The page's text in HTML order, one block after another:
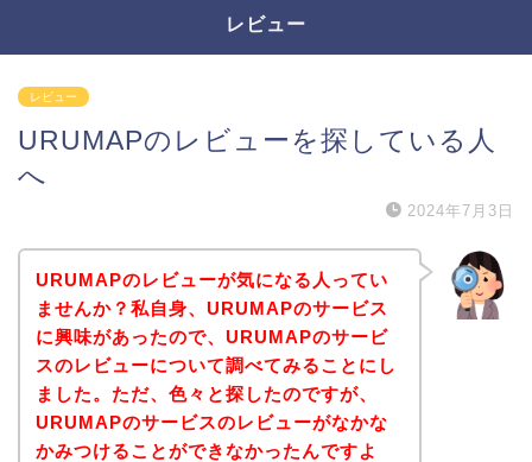
レビュー
レビュー
URUMAPのレビューを探している人
へ
2024年7月3日
URUMAPのレビューが気になる人ってい
ませんか？私自身、URUMAPのサービス
に興味があったので、URUMAPのサービ
スのレビューについて調べてみることにし
ました。ただ、色々と探したのですが、
URUMAPのサービスのレビューがなかな
かみつけることができなかったんですよ